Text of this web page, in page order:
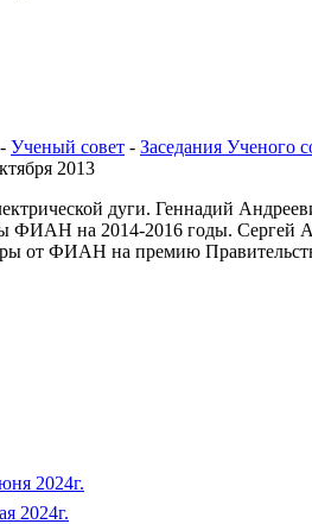
- Ученый совет - Заседания Ученого
2013
дуги. Геннадий
ФИАН на 2014-2016 годы. Сергей
от ФИАН на премию
2024г.
2024г.